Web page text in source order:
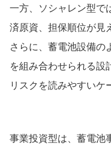
一方、ソシャレン型で
済原資、担保順位が見
さらに、蓄電池設備の
を組み合わせられる設
リスクを読みやすいケ
事業投資型は、蓄電池